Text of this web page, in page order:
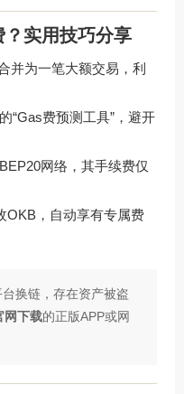
实用技巧分享
并为一笔大额交易，利
“Gas费预测工具”，避开
网络，其手续费仅
OKB，自动享有专属费
换链，存在资产被盗
网下载的正版APP或网